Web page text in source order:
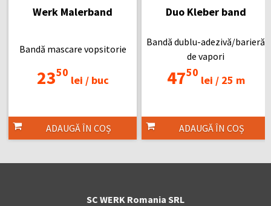
Werk Malerband
Bandă mascare vopsitorie
2350
lei /buc
ADAUGĂ ÎN COȘ
Duo Kleber band
Bandă dublu-adezivă/barieră
de vapori
4750
lei /25 m
ADAUGĂ ÎN COȘ
SC WERK Romania SRL